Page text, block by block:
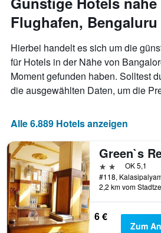
den
durchschnittlichen
Zimmerpreis
Flughafen, Bengaluru
Hierbei handelt es sich um die
für Hotels in der Nähe von
Moment gefunden haben. Solltest
die ausgewählten Daten, um die
Alle 6.889 Hotels anzeigen
2 SterneOK 5,1
2,2 km vom
6 €
Zum